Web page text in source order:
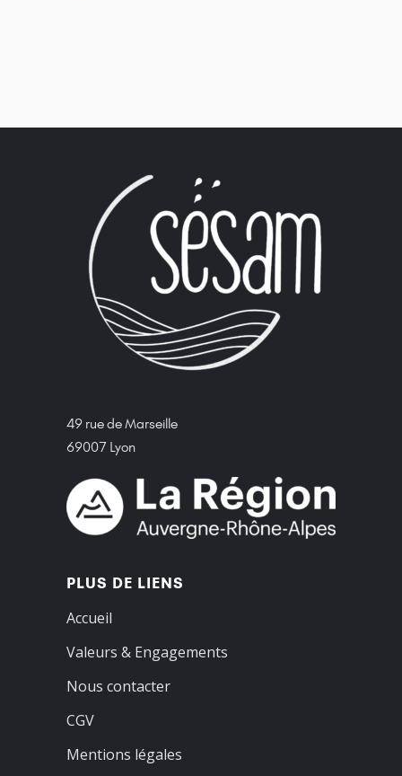
49 rue de Marseille
69007 Lyon
PLUS DE LIENS
Accueil
Valeurs & Engagements
Nous contacter
CGV
Mentions légales